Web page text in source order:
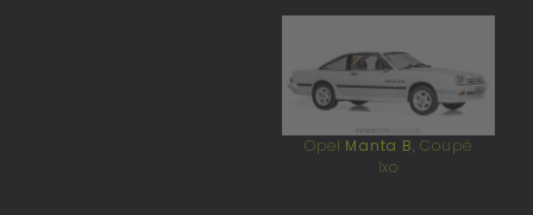
Opel Manta B, Coupé
Ixo